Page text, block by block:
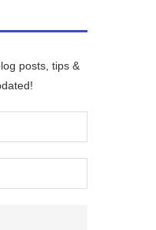
posts, tips &